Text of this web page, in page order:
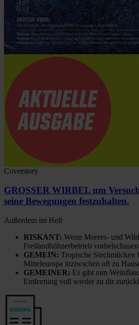
Coverstory
GROSSER WIRBEL um
seine Bewegungen festzuhalten.
Außerdem im Heft
RISKANT: Wenn Meeres- und
Freilandhühnerbetrieb
GEMEIN: Tropische Stechmücken
Mitteleuropa inziwschen oft zu
GEMEINER: Es gibt nun
Entleerung voll wieder zu dir